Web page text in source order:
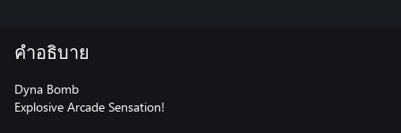
คำอธิบาย
Dyna Bomb
Explosive Arcade Sensation!